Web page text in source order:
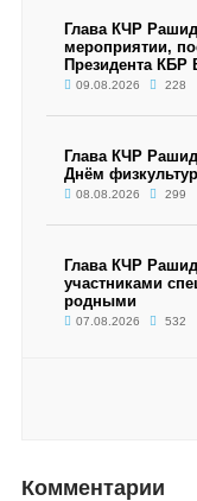
Глава КЧР
мероприятии,
Президента КБР
09.08.2026 228
Глава КЧР
Днём
08.08.2026 299
Глава КЧР
участниками
родными
07.08.2026 532
Комментарии